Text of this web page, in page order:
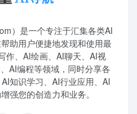
）是一个专注于汇集各类AI
助用户便捷地发现和使用最
作、AI绘画、AI聊天、AI视
AI编程等领域，同时分享各
知识学习、AI行业应用、AI
强您的创造力和业务。